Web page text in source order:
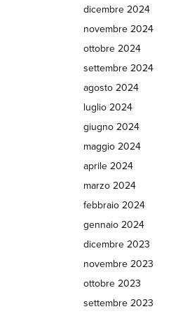
dicembre 2024
novembre 2024
ottobre 2024
settembre 2024
agosto 2024
luglio 2024
giugno 2024
maggio 2024
aprile 2024
marzo 2024
febbraio 2024
gennaio 2024
dicembre 2023
novembre 2023
ottobre 2023
settembre 2023